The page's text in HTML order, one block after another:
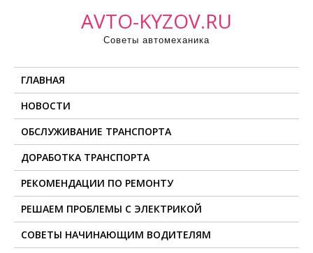
AVTO-KYZOV.RU
Советы автомеханика
ГЛАВНАЯ
НОВОСТИ
ОБСЛУЖИВАНИЕ ТРАНСПОРТА
ДОРАБОТКА ТРАНСПОРТА
РЕКОМЕНДАЦИИ ПО РЕМОНТУ
РЕШАЕМ ПРОБЛЕМЫ С ЭЛЕКТРИКОЙ
СОВЕТЫ НАЧИНАЮЩИМ ВОДИТЕЛЯМ